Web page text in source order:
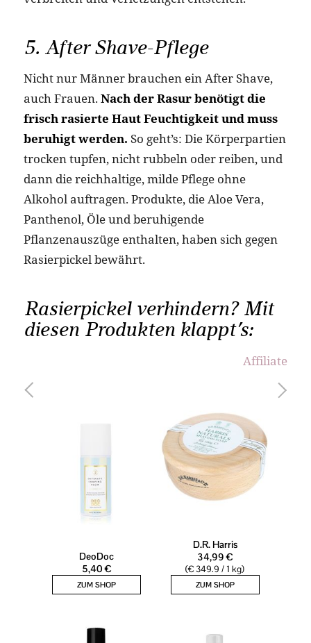
5. After Shave-Pflege
Nicht nur Männer brauchen ein After Shave,
auch Frauen. Nach der Rasur benötigt die
frisch rasierte Haut Feuchtigkeit und muss
beruhigt werden. So geht’s: Die Körperpartien
trocken tupfen, nicht rubbeln oder reiben, und
dann die reichhaltige, milde Pflege ohne
Alkohol auftragen. Produkte, die Aloe Vera,
Panthenol, Öle und beruhigende
Pflanzenauszüge enthalten, haben sich gegen
Rasierpickel bewährt.
Rasierpickel verhindern? Mit
diesen Produkten klappt’s:
Affiliate